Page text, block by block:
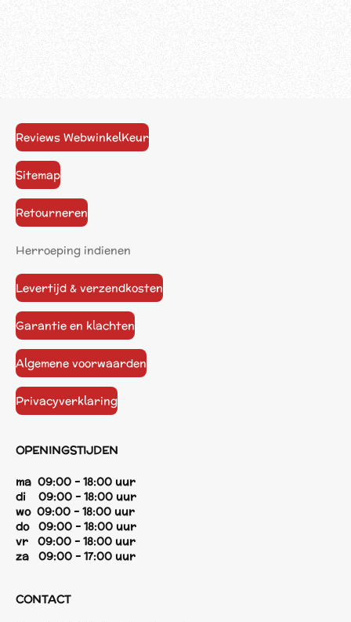
Reviews WebwinkelKeur
Sitemap
Retourneren
Herroeping indienen
Levertijd & verzendkosten
Garantie en klachten
Algemene voorwaarden
Privacyverklaring
OPENINGSTIJDEN
ma 09:00 - 18:00 uur
di 09:00 - 18:00 uur
wo 09:00 - 18:00 uur
do 09:00 - 18:00 uur
vr 09:00 - 18:00 uur
za 09:00 - 17:00 uur
CONTACT